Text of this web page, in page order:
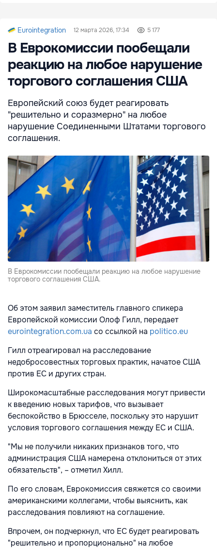
Eurointegration 12 марта 2026, 17:34 5 177
В Еврокомиссии пообещали
реакцию на любое нарушение
торгового соглашения США
Европейский союз будет реагировать
"решительно и соразмерно" на любое
нарушение Соединенными Штатами торгового
соглашения.
В Еврокомиссии пообещали реакцию на любое нарушение
торгового соглашения США.
Об этом заявил заместитель главного спикера
Европейской комиссии Олоф Гилл, передает
eurointegration.com.ua со ссылкой на politico.eu
Гилл отреагировал на расследование
недобросовестных торговых практик, начатое США
против ЕС и других стран.
Широкомасштабные расследования могут привести
к введению новых тарифов, что вызывает
беспокойство в Брюсселе, поскольку это нарушит
условия торгового соглашения между ЕС и США.
"Мы не получили никаких признаков того, что
администрация США намерена отклониться от этих
обязательств", – отметил Хилл.
По его словам, Еврокомиссия свяжется со своими
американскими коллегами, чтобы выяснить, как
расследования повлияют на соглашение.
Впрочем, он подчеркнул, что ЕС будет реагировать
"решительно и пропорционально" на любое